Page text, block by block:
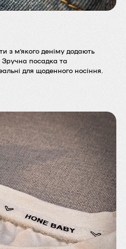
з м’якого деніму додають
Зручна посадка та
для щоденного носіння.